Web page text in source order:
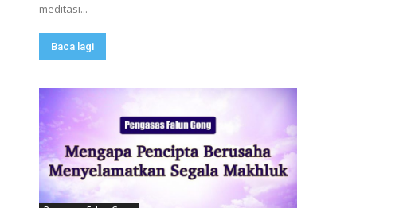
meditasi...
Baca lagi